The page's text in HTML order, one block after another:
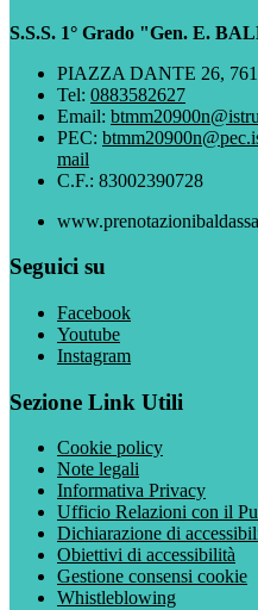
S.S.S. 1° Grado "Gen. E.
PIAZZA DANTE 26,
Tel: 0883582627
Email:
PEC:
mail
C.F.: 83002390728
Seguici su
Facebook
Youtube
Instagram
Sezione Link Utili
Cookie policy
Note legali
Informativa Privacy
Ufficio Relazioni con il
Dichiarazione di
Obiettivi di accessibilità
Gestione consensi cookie
Whistleblowing